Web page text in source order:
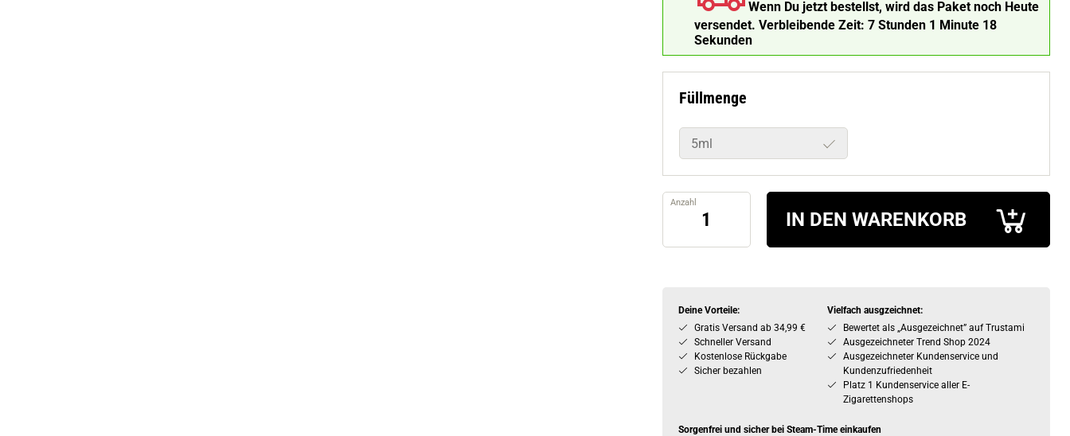
Wenn Du jetzt bestellst, wird das Paket noch Heute
versendet. Verbleibende Zeit: 7 Stunden 1 Minute 17
Sekunden
Füllmenge
5ml
Anzahl
IN DEN WARENKORB
Deine Vorteile:
Gratis Versand ab 34,99 €
Schneller Versand
Kostenlose Rückgabe
Sicher bezahlen
Vielfach ausgzeichnet:
Bewertet als „Ausgezeichnet” auf Trustami
Ausgezeichneter Trend Shop 2024
Ausgezeichneter Kundenservice und
Kundenzufriedenheit
Platz 1 Kundenservice aller E-
Zigarettenshops
Sorgenfrei und sicher bei Steam-Time einkaufen